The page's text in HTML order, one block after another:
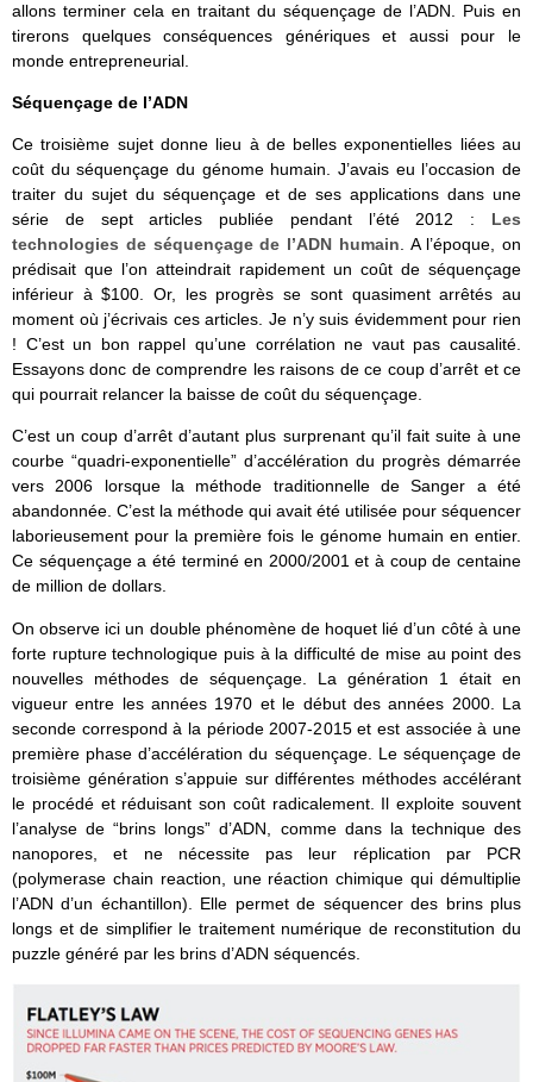
allons terminer cela en traitant du séquençage de l’ADN. Puis en
tirerons quelques conséquences génériques et aussi pour le
monde entrepreneurial.
Séquençage de l’ADN
Ce troisième sujet donne lieu à de belles exponentielles liées au
coût du séquençage du génome humain. J’avais eu l’occasion de
traiter du sujet du séquençage et de ses applications dans une
série de sept articles publiée pendant l’été 2012 : Les
technologies de séquençage de l’ADN humain. A l’époque, on
prédisait que l’on atteindrait rapidement un coût de séquençage
inférieur à $100. Or, les progrès se sont quasiment arrêtés au
moment où j’écrivais ces articles. Je n’y suis évidemment pour rien
! C’est un bon rappel qu’une corrélation ne vaut pas causalité.
Essayons donc de comprendre les raisons de ce coup d’arrêt et ce
qui pourrait relancer la baisse de coût du séquençage.
C’est un coup d’arrêt d’autant plus surprenant qu’il fait suite à une
courbe “quadri-exponentielle” d’accélération du progrès démarrée
vers 2006 lorsque la méthode traditionnelle de Sanger a été
abandonnée. C’est la méthode qui avait été utilisée pour séquencer
laborieusement pour la première fois le génome humain en entier.
Ce séquençage a été terminé en 2000/2001 et à coup de centaine
de million de dollars.
On observe ici un double phénomène de hoquet lié d’un côté à une
forte rupture technologique puis à la difficulté de mise au point des
nouvelles méthodes de séquençage. La génération 1 était en
vigueur entre les années 1970 et le début des années 2000. La
seconde correspond à la période 2007-2015 et est associée à une
première phase d’accélération du séquençage. Le séquençage de
troisième génération s’appuie sur différentes méthodes accélérant
le procédé et réduisant son coût radicalement. Il exploite souvent
l’analyse de “brins longs” d’ADN, comme dans la technique des
nanopores, et ne nécessite pas leur réplication par PCR
(polymerase chain reaction, une réaction chimique qui démultiplie
l’ADN d’un échantillon). Elle permet de séquencer des brins plus
longs et de simplifier le traitement numérique de reconstitution du
puzzle généré par les brins d’ADN séquencés.